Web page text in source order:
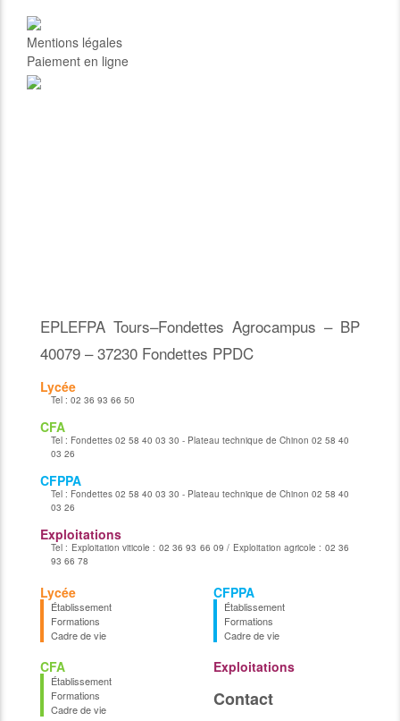
Mentions légales
Paiement en ligne
EPLEFPA Tours–Fondettes Agrocampus – BP
40079 – 37230 Fondettes PPDC
Lycée
Tel : 02 36 93 66 50
CFA
Tel : Fondettes 02 58 40 03 30 - Plateau technique de Chinon 02 58 40
03 26
CFPPA
Tel : Fondettes 02 58 40 03 30 - Plateau technique de Chinon 02 58 40
03 26
Exploitations
Tel : Exploitation viticole : 02 36 93 66 09 / Exploitation agricole : 02 36
93 66 78
Lycée
Établissement
Formations
Cadre de vie
CFA
Établissement
Formations
Cadre de vie
CFPPA
Établissement
Formations
Cadre de vie
Exploitations
Contact